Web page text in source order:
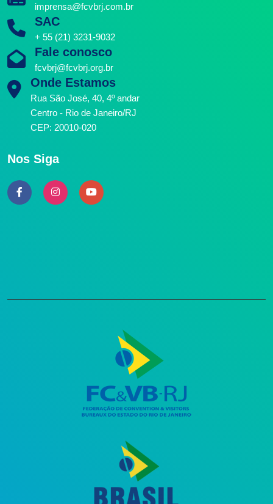
imprensa@fcvbrj.com.br
SAC
+ 55 (21) 3231-9032
Fale conosco
fcvbrj@fcvbrj.org.br
Onde Estamos
Rua São José, 40, 4º andar
Centro - Rio de Janeiro/RJ
CEP: 20010-020
Nos Siga